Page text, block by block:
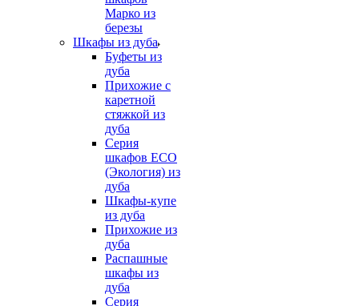
Марко из
березы
Шкафы из дуба
Буфеты из
дуба
Прихожие с
каретной
стяжкой из
дуба
Серия
шкафов ECO
(Экология) из
дуба
Шкафы-купе
из дуба
Прихожие из
дуба
Распашные
шкафы из
дуба
Серия